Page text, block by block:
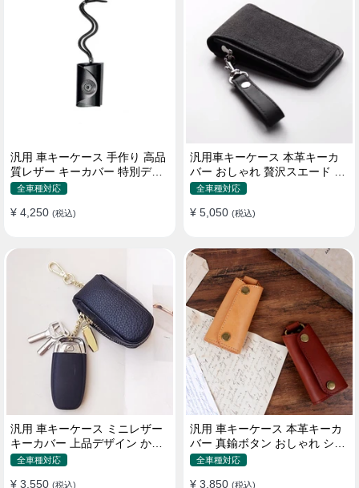
汎用 車キーケース 手作り 高品
質レザー キーカバー 特別デザ
イン 手触りいい
全車種対応
¥ 4,250 (税込)
汎用車キーケース 本革キーカ
バー おしゃれ 贅沢スエード 格
好良いデザイン
全車種対応
¥ 5,050 (税込)
汎用 車キーケース ミニレザー
キーカバー 上品デザイン かわ
いい マカロン色
全車種対応
¥ 3,550 (税込)
汎用 車キーケース 本革キーカ
バー 真鍮ボタン おしゃれ シン
プルデザイン
全車種対応
¥ 3,850 (税込)